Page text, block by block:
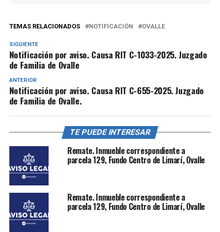
TEMAS RELACIONADOS NOTIFICACIÓN OVALLE
SIGUIENTE
Notificación por aviso. Causa RIT C-1033-2025. Juzgado
de Familia de Ovalle
ANTERIOR
Notificación por aviso. Causa RIT C-655-2025. Juzgado
de Familia de Ovalle.
TE PUEDE INTERESAR
Remate. Inmueble correspondiente a
parcela 129, Fundo Centro de Limarí, Ovalle
Remate. Inmueble correspondiente a
parcela 129, Fundo Centro de Limarí, Ovalle